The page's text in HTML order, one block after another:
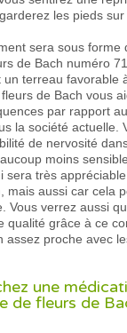
les pieds
sera sous forme
de Bach numéro
terreau favorable
de Bach vous
par rapport
la société actuelle.
de nervosité
moins
sera très
mais aussi car cela
Vous verrez aussi
qualité grâce à ce
assez proche avec
une
de fleurs de